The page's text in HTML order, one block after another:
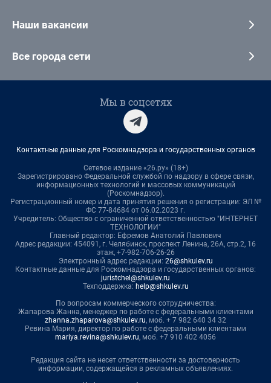
Наши вакансии
Все города сети
Мы в соцсетях
Контактные данные для Роскомнадзора и государственных органов
Сетевое издание «26.ру» (18+)
Зарегистрировано Федеральной службой по надзору в сфере связи,
информационных технологий и массовых коммуникаций
(Роскомнадзор).
Регистрационный номер и дата принятия решения о регистрации: ЭЛ №
ФС 77-84684 от 06.02.2023 г.
Учредитель: Общество с ограниченной ответственностью "ИНТЕРНЕТ
ТЕХНОЛОГИИ"
Главный редактор: Ефремов Анатолий Павлович
Адрес редакции: 454091, г. Челябинск, проспект Ленина, 26А, стр.2, 16
этаж, +7-982-706-26-26
Электронный адрес редакции: 26@shkulev.ru
Контактные данные для Роскомнадзора и государственных органов:
juristchel@shkulev.ru
Техподдержка: help@shkulev.ru
По вопросам коммерческого сотрудничества:
Жапарова Жанна, менеджер по работе с федеральными клиентами
zhanna.zhaparova@shkulev.ru, моб. + 7 982 640 34 32
Ревина Мария, директор по работе с федеральными клиентами
mariya.revina@shkulev.ru, моб. +7 910 402 4056
Редакция сайта не несет ответственности за достоверность
информации, содержащейся в рекламных объявлениях.